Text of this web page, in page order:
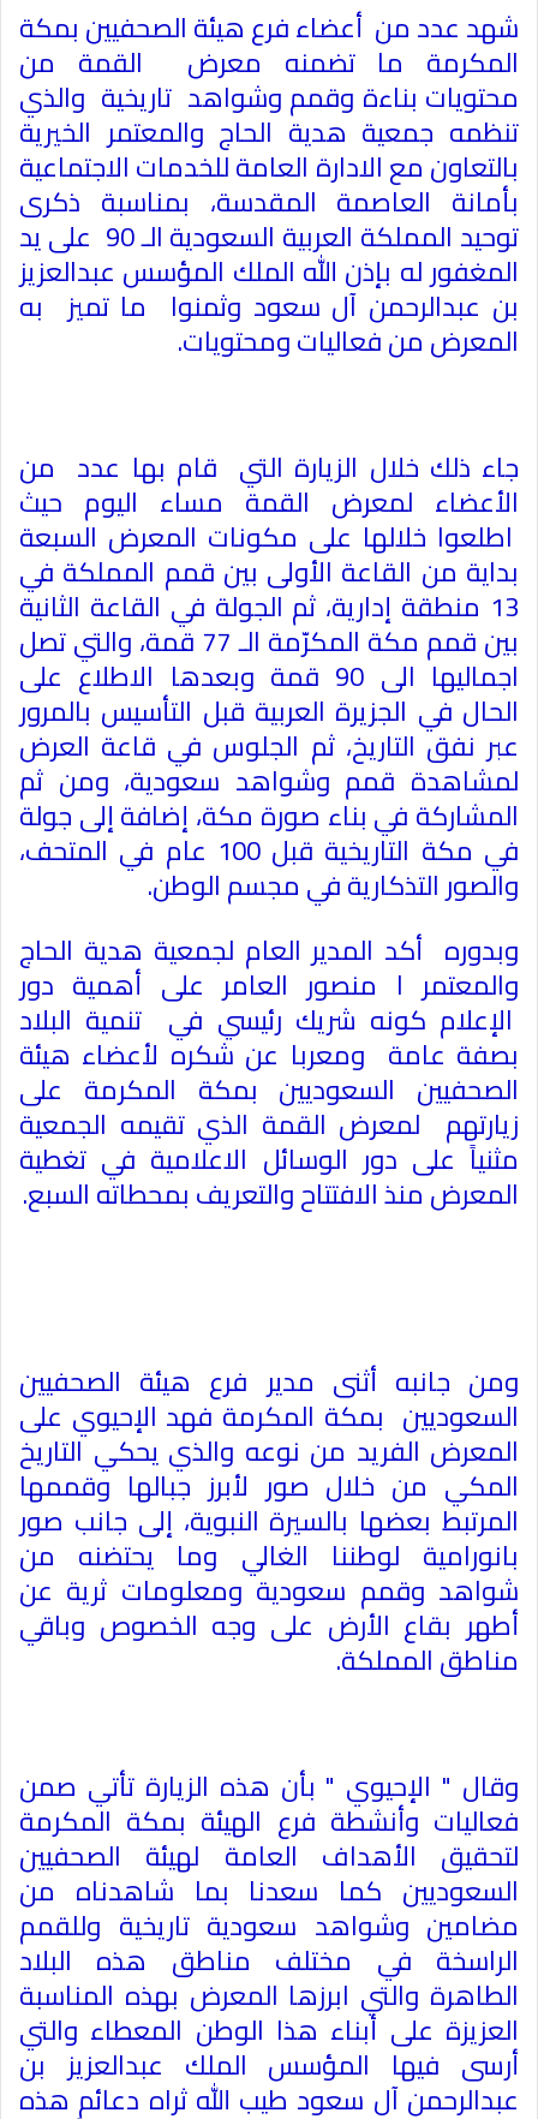
شهد عدد من أعضاء فرع هيئة الصحفيين بمكة
المكرمة ما تضمنه معرض القمة من
محتويات بناءة وقمم وشواهد تاريخية والذي
تنظمه جمعية هدية الحاج والمعتمر الخيرية
بالتعاون مع الادارة العامة للخدمات الاجتماعية
بأمانة العاصمة المقدسة، بمناسبة ذكرى
توحيد المملكة العربية السعودية الـ 90 على يد
المغفور له بإذن الله الملك المؤسس عبدالعزيز
بن عبدالرحمن آل سعود وثمنوا ما تميز به
المعرض من فعاليات ومحتويات.
جاء ذلك خلال الزيارة التي قام بها عدد من
الأعضاء لمعرض القمة مساء اليوم حيث
اطلعوا خلالها على مكونات المعرض السبعة
بداية من القاعة الأولى بين قمم المملكة في
13 منطقة إدارية، ثم الجولة في القاعة الثانية
بين قمم مكة المكرّمة الـ 77 قمة، والتي تصل
اجماليها الى 90 قمة وبعدها الاطلاع على
الحال في الجزيرة العربية قبل التأسيس بالمرور
عبر نفق التاريخ، ثم الجلوس في قاعة العرض
لمشاهدة قمم وشواهد سعودية، ومن ثم
المشاركة في بناء صورة مكة، إضافة إلى جولة
في مكة التاريخية قبل 100 عام في المتحف،
والصور التذكارية في مجسم الوطن.
وبدوره أكد المدير العام لجمعية هدية الحاج
والمعتمر ا منصور العامر على أهمية دور
الإعلام كونه شريك رئيسي في تنمية البلاد
بصفة عامة ومعربا عن شكره لأعضاء هيئة
الصحفيين السعوديين بمكة المكرمة على
زيارتهم لمعرض القمة الذي تقيمه الجمعية
مثنياً على دور الوسائل الاعلامية في تغطية
المعرض منذ الافتتاح والتعريف بمحطاته السبع.
ومن جانبه أثنى مدير فرع هيئة الصحفيين
السعوديين بمكة المكرمة فهد الإحيوي على
المعرض الفريد من نوعه والذي يحكي التاريخ
المكي من خلال صور لأبرز جبالها وقممها
المرتبط بعضها بالسيرة النبوية، إلى جانب صور
بانورامية لوطننا الغالي وما يحتضنه من
شواهد وقمم سعودية ومعلومات ثرية عن
أطهر بقاع الأرض على وجه الخصوص وباقي
مناطق المملكة.
وقال " الإحيوي " بأن هذه الزيارة تأتي صمن
فعاليات وأنشطة فرع الهيئة بمكة المكرمة
لتحقيق الأهداف العامة لهيئة الصحفيين
السعوديين كما سعدنا بما شاهدناه من
مضامين وشواهد سعودية تاريخية وللقمم
الراسخة في مختلف مناطق هذه البلاد
الطاهرة والتي ابرزها المعرض بهذه المناسبة
العزيزة على أبناء هذا الوطن المعطاء والتي
أرسى فيها المؤسس الملك عبدالعزيز بن
عبدالرحمن آل سعود طيب الله ثراه دعائم هذه